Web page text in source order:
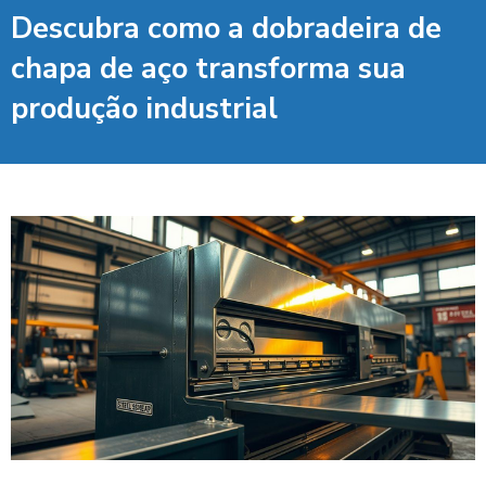
Descubra como a dobradeira de
chapa de aço transforma sua
produção industrial